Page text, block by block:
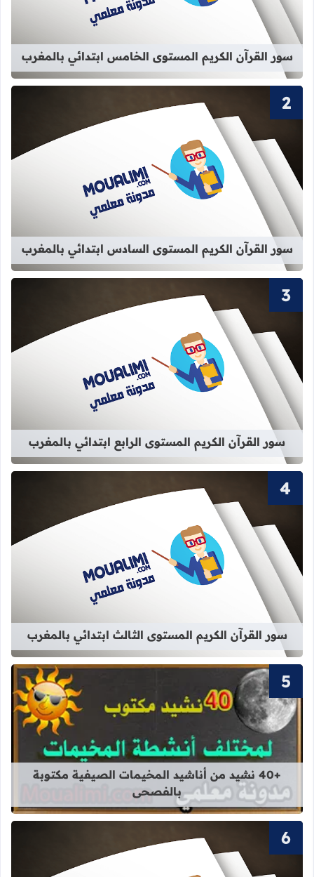
سور القرآن الكريم المستوى الخامس ابتدائي بالمغرب
قراءة المزيد عن سور القرآن
سور القرآن الكريم المستوى السادس ابتدائي بالمغرب
قراءة المزيد عن سور القرآن الكريم
سور القرآن الكريم المستوى الرابع ابتدائي بالمغرب
قراءة المزيد عن سور القرآن الكريم
سور القرآن الكريم المستوى الثالث ابتدائي بالمغرب
قراءة المزيد عن +40 نشيد من أناشيد المخيمات الصيفية مكتوبة بالفصحى
+40 نشيد من أناشيد المخيمات الصيفية مكتوبة
بالفصحى